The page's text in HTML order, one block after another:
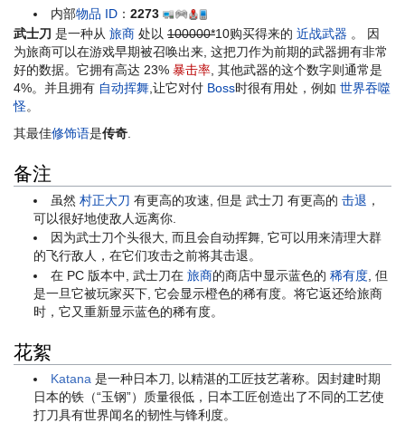
内部物品 ID ：2273
武士刀 是一种从 旅商 处以 100000*10购买得来的 近战武器 。 因
为旅商可以在游戏早期被召唤出来, 这把刀作为前期的武器拥有非常
好的数据。它拥有高达 23% 暴击率 , 其他武器的这个数字则通常是
4%。并且拥有 自动挥舞 ,让它对付 Boss时很有用处，例如 世界吞噬
怪。
其最佳修饰语是传奇
备注
虽然村正大刀 有更高的攻速, 但是 武士刀 有更高的击退 ，
可以很好地使敌人远离你.
因为武士刀个头很大, 而且会自动挥舞, 它可以用来清理大群
的飞行敌人，在它们攻击之前将其击退。
在 PC 版本中, 武士刀在旅商的商店中显示蓝色的稀有度 , 但
是一旦它被玩家买下, 它会显示橙色的稀有度。将它返还给旅商
时，它又重新显示蓝色的稀有度。
花絮
Katana 是一种日本刀, 以精湛的工匠技艺著称。因封建时期
日本的铁（“玉钢”）质量很低，日本工匠创造出了不同的工艺使
打刀具有世界闻名的韧性与锋利度。